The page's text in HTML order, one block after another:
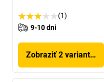
(1)
9-10 dni
Zobraziť 2 variantov